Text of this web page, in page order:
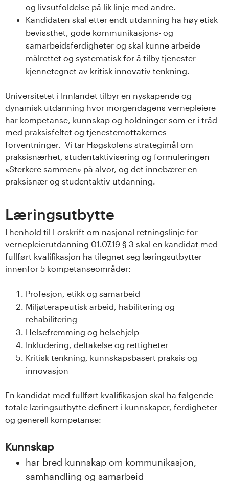
og livsutfoldelse på lik linje med andre.
Kandidaten skal etter endt utdanning ha høy etisk
bevissthet, gode kommunikasjons- og
samarbeidsferdigheter og skal kunne arbeide
målrettet og systematisk for å tilby tjenester
kjennetegnet av kritisk innovativ tenkning.
Universitetet i Innlandet tilbyr en nyskapende og
dynamisk utdanning hvor morgendagens vernepleiere
har kompetanse, kunnskap og holdninger som er i tråd
med praksisfeltet og tjenestemottakernes
forventninger. Vi tar Høgskolens strategimål om
praksisnærhet, studentaktivisering og formuleringen
«Sterkere sammen» på alvor, og det innebærer en
praksisnær og studentaktiv utdanning.
Læringsutbytte
I henhold til Forskrift om nasjonal retningslinje for
vernepleierutdanning 01.07.19 § 3 skal en kandidat med
fullført kvalifikasjon ha tilegnet seg læringsutbytter
innenfor 5 kompetanseområder:
Profesjon, etikk og samarbeid
Miljøterapeutisk arbeid, habilitering og
rehabilitering
Helsefremming og helsehjelp
Inkludering, deltakelse og rettigheter
Kritisk tenkning, kunnskapsbasert praksis og
innovasjon
En kandidat med fullført kvalifikasjon skal ha følgende
totale læringsutbytte definert i kunnskaper, ferdigheter
og generell kompetanse:
Kunnskap
har bred kunnskap om kommunikasjon,
samhandling og samarbeid